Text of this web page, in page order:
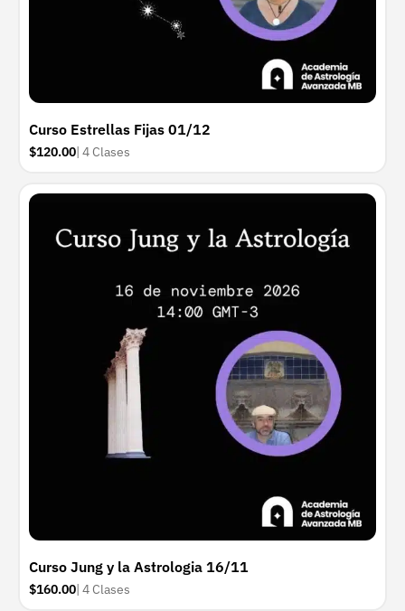
Curso Estrellas Fijas 01/12
$120.00| 4 Clases
Curso Jung y la Astrologia 16/11
$160.00| 4 Clases